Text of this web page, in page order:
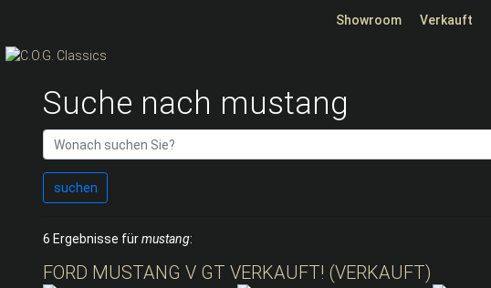
Showroom Verkauft
Suche nach mustang
suchen
6 Ergebnisse fürmustang:
FORD MUSTANG V GT VERKAUFT! (VERKAUFT)